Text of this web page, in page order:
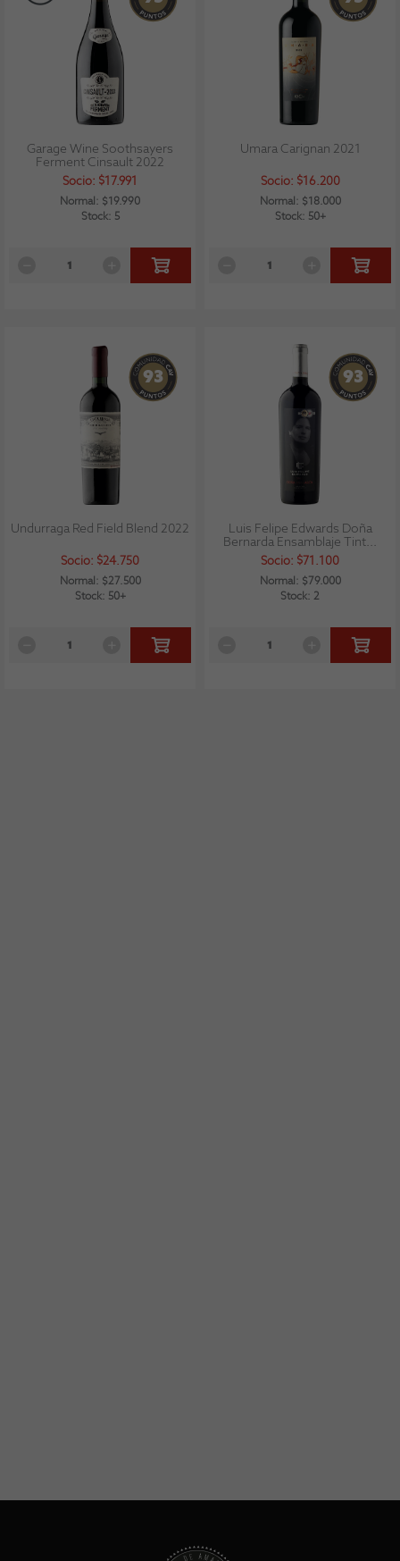
Garage Wine Soothsayers
Ferment Cinsault 2022
Socio: $17.991
Normal: $19.990
Stock: 5
Umara Carignan 2021
Socio: $16.200
Normal: $18.000
Stock: 50+
93
Undurraga Red Field Blend 2022
Socio: $24.750
Normal: $27.500
Stock: 50+
93
Luis Felipe Edwards Doña
Bernarda Ensamblaje Tint...
Socio: $71.100
Normal: $79.000
Stock: 2